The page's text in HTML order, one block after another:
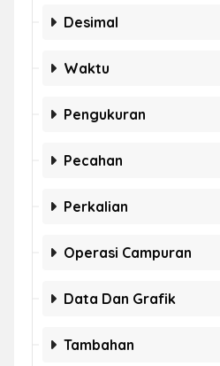
Desimal
Waktu
Pengukuran
Pecahan
Perkalian
Operasi Campuran
Data Dan Grafik
Tambahan